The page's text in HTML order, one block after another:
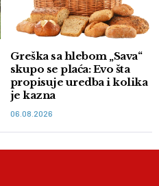
Greška sa hlebom „Sava“
skupo se plaća: Evo šta
propisuje uredba i kolika
je kazna
06.08.2026